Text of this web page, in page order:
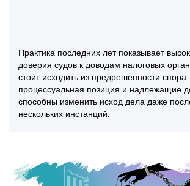
Практика последних лет показывает
доверия судов к доводам налоговых
стоит исходить из предрешенности спора:
процессуальная позиция и надлежащие
способны изменить исход дела даже
нескольких инстанций.